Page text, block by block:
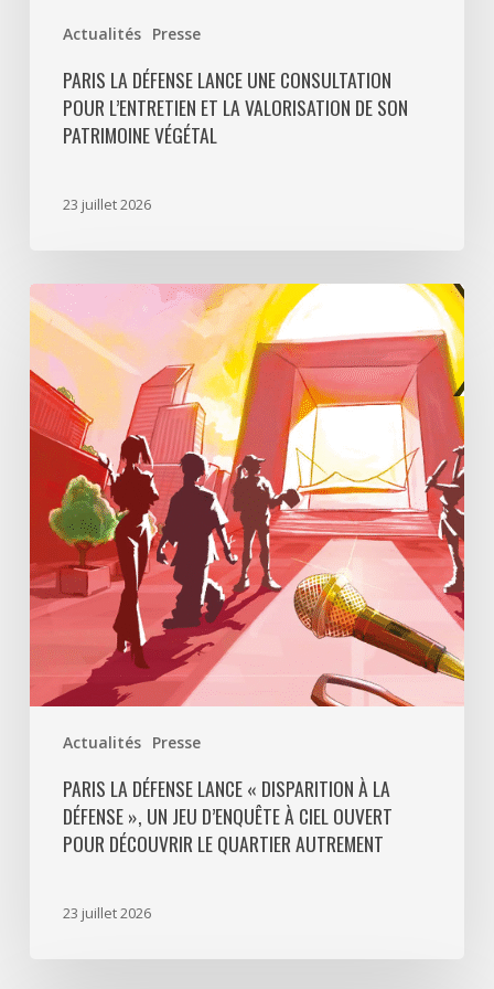
Actualités Presse
PARIS LA DÉFENSE LANCE UNE CONSULTATION
POUR L’ENTRETIEN ET LA VALORISATION DE SON
PATRIMOINE VÉGÉTAL
23 juillet 2026
Actualités Presse
Paris
La
Défense
lance
«
Disparition
Défense
un
jeu
d’enquête
à
ciel
découvrir
quartier
PARIS LA DÉFENSE LANCE « DISPARITION À LA
DÉFENSE », UN JEU D’ENQUÊTE À CIEL OUVERT
POUR DÉCOUVRIR LE QUARTIER AUTREMENT
23 juillet 2026